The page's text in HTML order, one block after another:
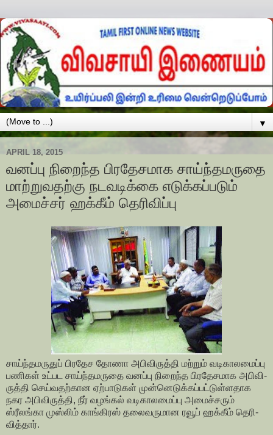
▼
APRIL 18, 2015
வனப்பு நிறைந்த பிரதேசமாக சாய்ந்தமருதை
மாற்றுவதற்கு நடவடிக்கை எடுக்கப்படும்
அமைச்சர் ஹக்கீம் தெரிவிப்பு
சாய்ந்­த­ம­ருதுப் பிர­தேச தோணா அபி­வி­ருத்தி மற்றும் வடி­கா­ல­மைப்பு
பணிகள் உட்­பட சாய்ந்­த­ம­ருதை வனப்பு நிறைந்த பிர­தே­ச­மாக அபி­வி­
ருத்தி செய்­வ­தற்­கான ஏற்­பா­டுகள் முன்­னெ­டுக்­கப்­பட்­டுள்­ள­தாக
நகர அபி­வி­ருத்தி, நீர் வழங்கல் வடி­கா­ல­மைப்பு அமைச்­சரும்
ஸ்ரீலங்கா முஸ்லிம் காங்­கிரஸ் தலை­வ­ரு­மான ரவூப் ஹக்கீம் தெரி­
வித்தார்.